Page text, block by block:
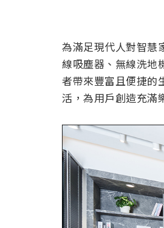
為滿足現代人對智慧
線吸塵器、無線洗地
者帶來豐富且便捷的
活，為用戶創造充滿